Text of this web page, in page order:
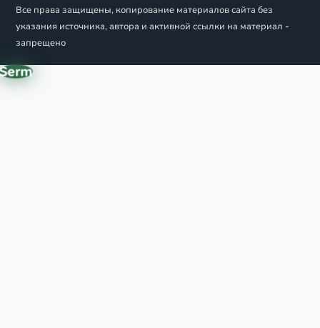
Все права защищены, копирование материалов сайта без
указания источника, автора и активной ссылки на материал -
запрещено
Serm